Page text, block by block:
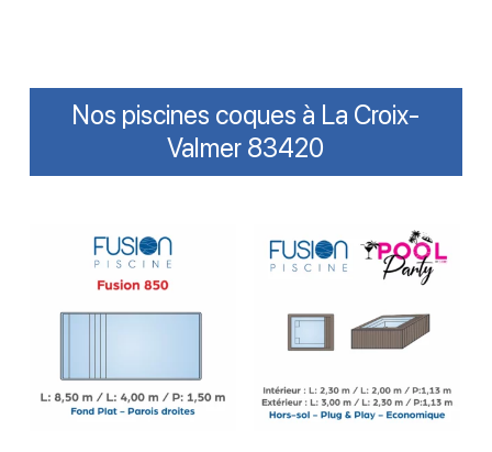
Nos piscines coques à La Croix-
Valmer 83420